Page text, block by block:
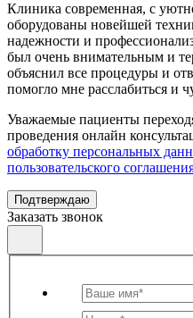
Клиника современная, с
оборудованы новейшей
надежности и
был очень внимательным и
объяснил все процедуры и
помогло мне расслабиться и
Уважаемые пациенты
проведения онлайн
обработку персональных
пользовательского
Подтверждаю
Заказать звонок